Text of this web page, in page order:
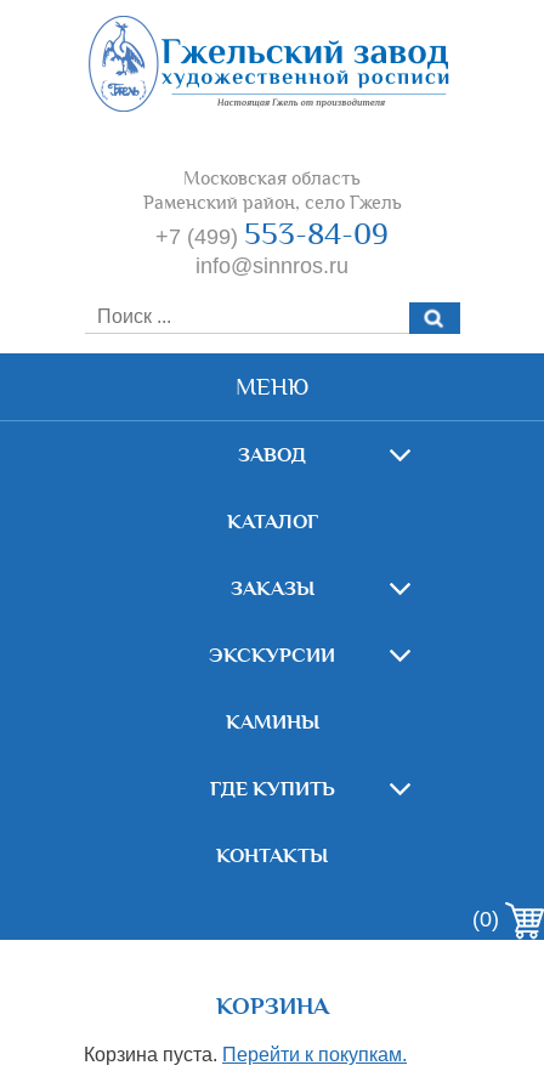
Московская область
Раменский район, село Гжель
+7 (499) 553-84-09
info@sinnros.ru
МЕНЮ
ЗАВОД
КАТАЛОГ
ЗАКАЗЫ
ЭКСКУРСИИ
КАМИНЫ
ГДЕ КУПИТЬ
КОНТАКТЫ
(0)
КОРЗИНА
Корзина пуста. Перейти к покупкам.